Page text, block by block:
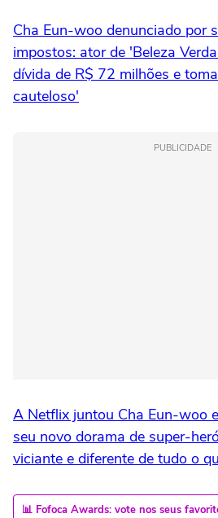
Cha Eun-woo denunciado por
impostos: ator de 'Beleza
dívida de R$ 72 milhões e
cauteloso'
PUBLICIDADE
A Netflix juntou Cha Eun-woo
seu novo dorama de super-
viciante e diferente de tudo o
📊 Fofoca Awards: vote nos seus